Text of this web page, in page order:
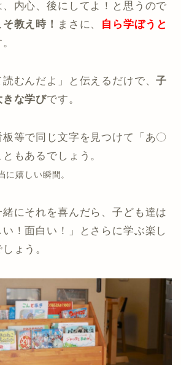
内心、後にしてよ！と思うので
教え時！ まさに、 自ら学ぼうと
読むんだよ」と伝えるだけで、子
きな学びです。
等で同じ文字を見つけて「あ〇
もあるでしょう。
に嬉しい瞬間。
にそれを喜んだら、子ども達は
い！面白い！」とさらに学ぶ楽し
ょう。